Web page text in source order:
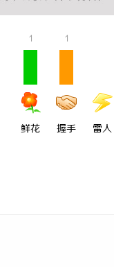
1
鲜花
1
握手 雷人